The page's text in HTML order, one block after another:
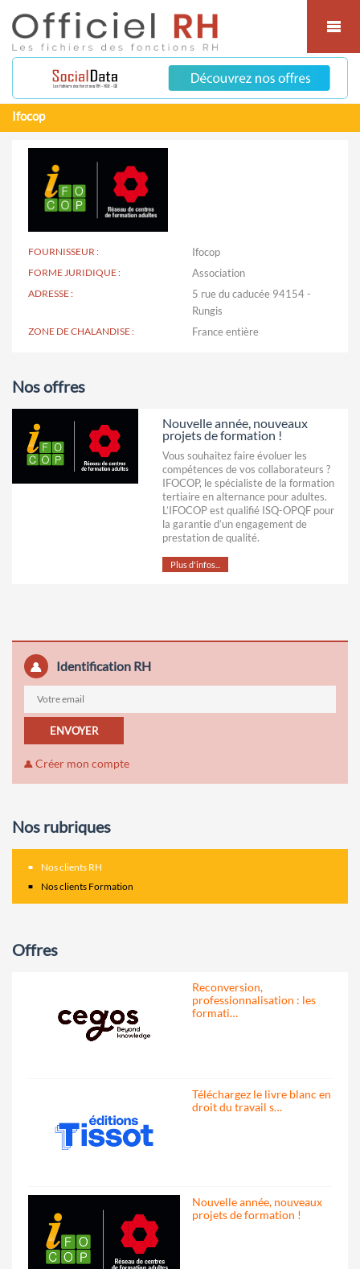
Ifocop
FOURNISSEUR : Ifocop
FORME JURIDIQUE : Association
ADRESSE :
5 rue du caducée 94154 -
Rungis
ZONE DE CHALANDISE :
Nos offres
Nouvelle année, nouveaux
projets de formation !
Vous souhaitez faire évoluer les
compétences de vos collaborateurs ?
IFOCOP, le spécialiste de la formation
tertiaire en alternance pour adultes.
L’IFOCOP est qualifié ISQ-OPQF pour
la garantie d’un engagement de
prestation de qualité.
Plus d'infos...
Identification RH
ENVOYER
Créer mon compte
Nos rubriques
Nos clients RH
Nos clients Formation
Offres
Reconversion,
professionnalisation : les
formati…
Téléchargez le livre blanc en
droit du travail s…
Nouvelle année, nouveaux
projets de formation !